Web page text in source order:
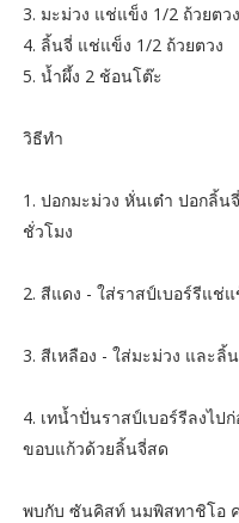
3. มะม่วง แช่แข็ง 1/2 ถ้วยตวง
4. ลิ้นจี่ แช่แข็ง 1/2 ถ้วยตวง
5. น้ำผึ้ง 2 ช้อนโต๊ะ
วิธีทำ
1. ปอกมะม่วง หั่นเต๋า ปอกลิ้
ชั่วโมง
2. สีแดง - ใส่ราสป์เบอร์รีแ
3. สีเหลือง - ใส่มะม่วง และ
4. เทน้ำปั่นราสป์เบอร์รีลงไ
ขอบแก้วด้วยลิ้นจี่สด
พบกับ ซันคิสท์ นมพิสทาชิโอ